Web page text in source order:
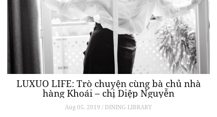
LUXUO LIFE: Trò chuyện cùng bà chủ nhà
hàng Khoái – chị Diệp Nguyễn
Aug 05, 2019 / DINING LIBRARY